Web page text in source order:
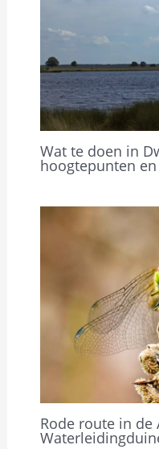
Wat te doen in
hoogtepunten
Rode route in de